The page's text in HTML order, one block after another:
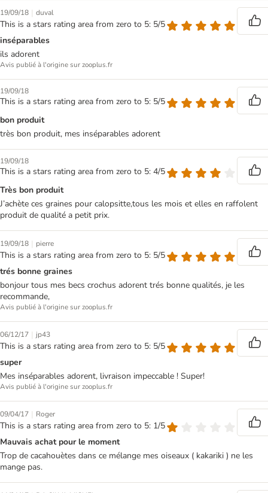
19/09/18 | duval
This is a stars rating area from zero to 5: 5/5
inséparables
ils adorent
Avis publié à l'origine sur zooplus.fr
19/09/18
This is a stars rating area from zero to 5: 5/5
bon produit
très bon produit, mes inséparables adorent
19/09/18
This is a stars rating area from zero to 5: 4/5
Très bon produit
J’achète ces graines pour calopsitte,tous les mois et elles en raffolent
produit de qualité a petit prix.
19/09/18 | pierre
This is a stars rating area from zero to 5: 5/5
trés bonne graines
bonjour tous mes becs crochus adorent trés bonne qualités, je les
recommande,
Avis publié à l'origine sur zooplus.fr
06/12/17 | jp43
This is a stars rating area from zero to 5: 5/5
super
Mes inséparables adorent, livraison impeccable ! Super!
Avis publié à l'origine sur zooplus.fr
09/04/17 | Roger
This is a stars rating area from zero to 5: 1/5
Mauvais achat pour le moment
Trop de cacahouètes dans ce mélange mes oiseaux ( kakariki ) ne les
mange pas.